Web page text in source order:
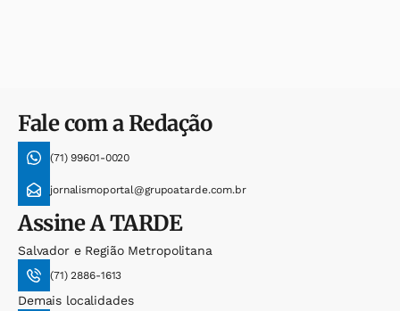
Fale com a Redação
(71) 99601-0020
jornalismoportal@grupoatarde.com.br
AssineA TARDE
Salvador e Região Metropolitana
(71) 2886-1613
Demais localidades